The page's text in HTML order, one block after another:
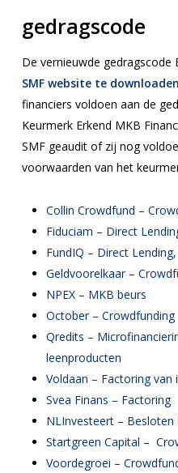
gedragscode
De vernieuwde gedragscode
SMF website te
financiers voldoen aan de
Keurmerk Erkend MKB
SMF geaudit of zij nog
voorwaarden van het
Collin Crowdfund –
Fiduciam – Direct
FundIQ – Direct
Geldvoorelkaar –
NPEX – MKB beurs
October – Crowdfunding
Qredits –
leenproducten
Voldaan – Factoring van
Svea Finans – Factoring
NLInvesteert – Besloten
Startgreen Capital –
Voordegroei –